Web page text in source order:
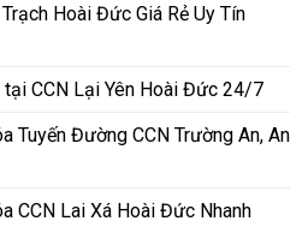
Hoài Đức Giá Rẻ Uy Tín
tại CCN Lại Yên Hoài Đức 24/7
Tuyến Đường CCN Trường An, An
CCN Lai Xá Hoài Đức Nhanh